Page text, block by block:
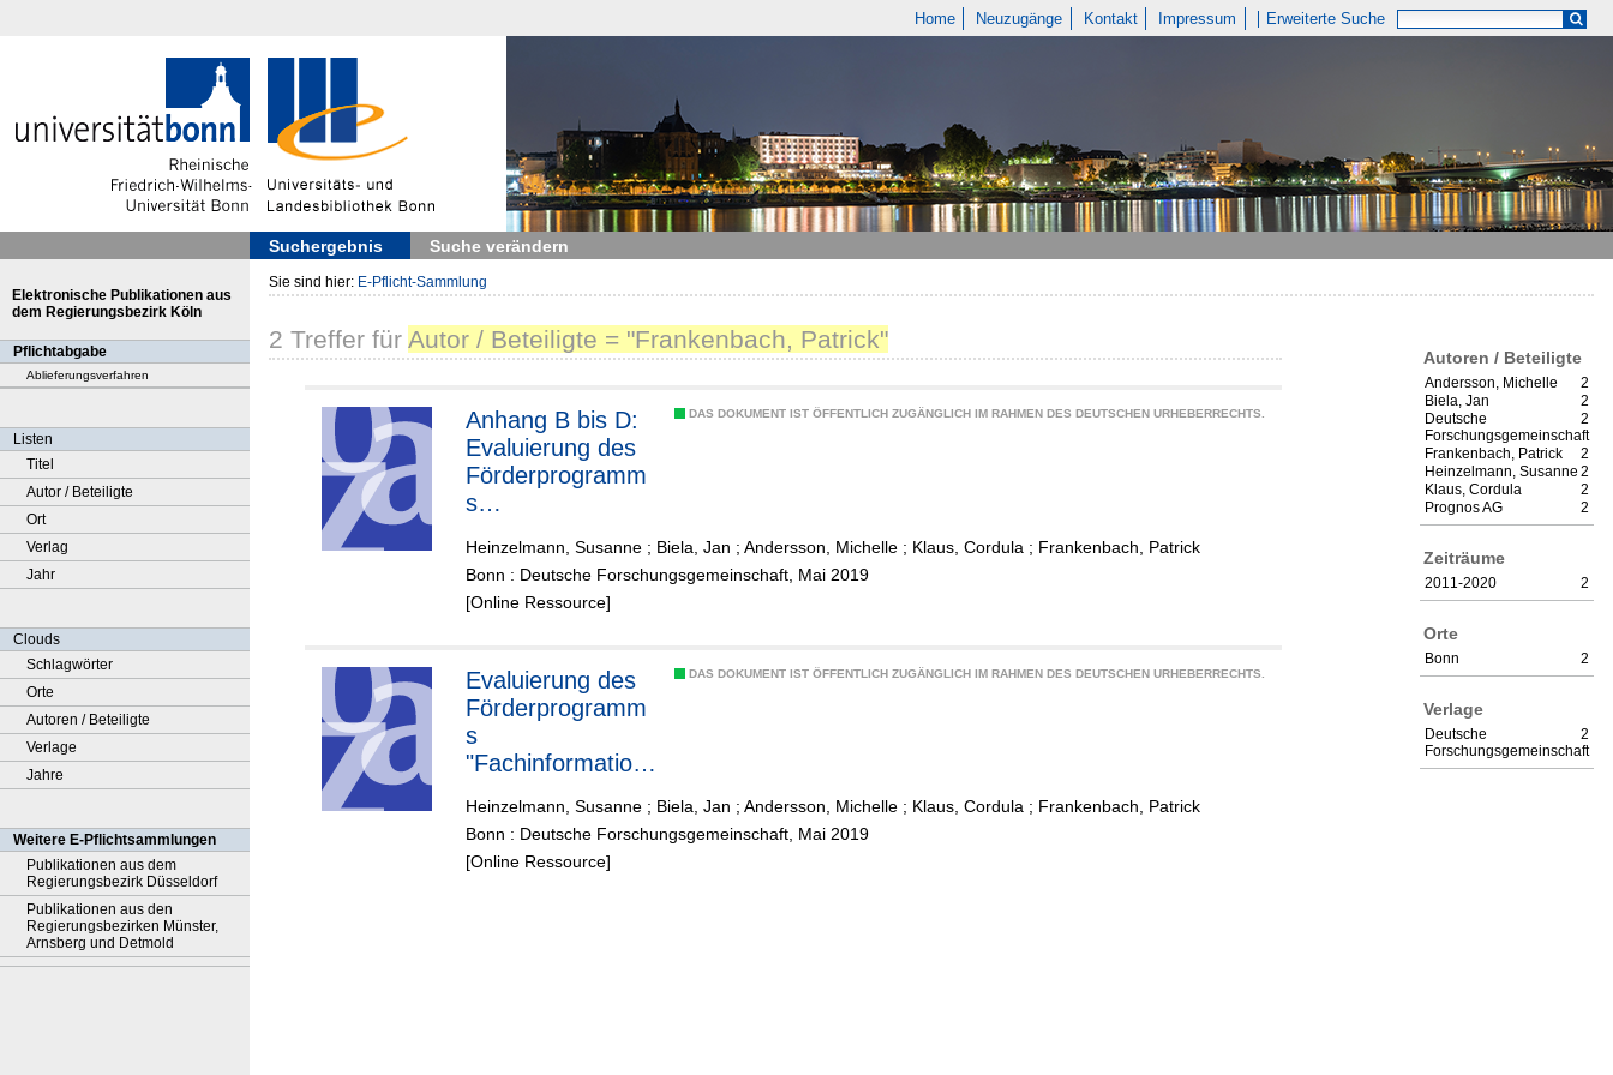
Home Neuzugänge Kontakt Impressum Erweiterte Suche
Suchergebnis Suche verändern
Elektronische Publikationen aus
dem Regierungsbezirk Köln
Pflichtabgabe
Ablieferungsverfahren
Listen
Titel
Autor / Beteiligte
Ort
Verlag
Jahr
Clouds
Schlagwörter
Orte
Autoren / Beteiligte
Verlage
Jahre
Weitere E-Pflichtsammlungen
Publikationen aus dem
Regierungsbezirk Düsseldorf
Publikationen aus den
Regierungsbezirken Münster,
Arnsberg und Detmold
Sie sind hier: E-Pflicht-Sammlung
Autoren / Beteiligte
2
Andersson, Michelle
2
Biela, Jan
2
Deutsche
Forschungsgemeinschaft
2
Frankenbach, Patrick
2
Heinzelmann, Susanne
2
Klaus, Cordula
2
Prognos AG
Zeiträume
2
2011-2020
Orte
2
Bonn
Verlage
2
Deutsche
Forschungsgemeinschaft
2 Treffer für Autor / Beteiligte = "Frankenbach, Patrick"
DAS DOKUMENT IST ÖFFENTLICH ZUGÄNGLICH IM RAHMEN DES DEUTSCHEN URHEBERRECHTS.
Anhang B bis D:
Evaluierung des
Förderprogramm
s
sdienste für die
Wissenschaft"
Heinzelmann, Susanne ; Biela, Jan ; Andersson, Michelle ; Klaus, Cordula ; Frankenbach, Patrick
Bonn : Deutsche Forschungsgemeinschaft, Mai 2019
[Online Ressource]
DAS DOKUMENT IST ÖFFENTLICH ZUGÄNGLICH IM RAHMEN DES DEUTSCHEN URHEBERRECHTS.
Evaluierung des
Förderprogramm
s
"Fachinformation
Wissenschaft"
Heinzelmann, Susanne ; Biela, Jan ; Andersson, Michelle ; Klaus, Cordula ; Frankenbach, Patrick
Bonn : Deutsche Forschungsgemeinschaft, Mai 2019
[Online Ressource]